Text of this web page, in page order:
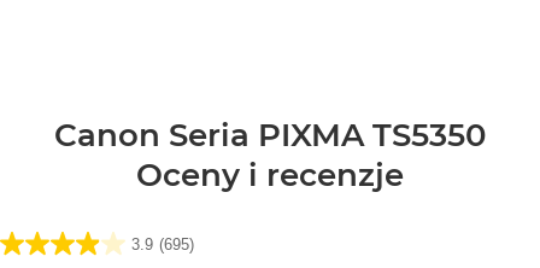
Canon Seria PIXMA TS5350
Oceny i recenzje
3.9 (695)
3.9